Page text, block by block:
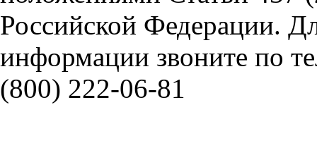
Российской Федерации.
информации звоните по
(800) 222-06-81